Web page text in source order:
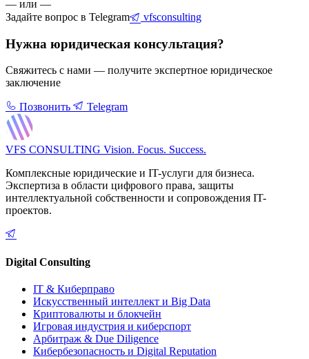
— или —
Задайте вопрос в Telegram
vfsconsulting
Нужна юридическая консультация?
Свяжитесь с нами — получите экспертное юридическое
заключение
Позвонить Telegram
VFS CONSULTING Vision. Focus. Success.
Комплексные юридические и IT-услуги для бизнеса.
Экспертиза в области цифрового права, защиты
интеллектуальной собственности и сопровождения IT-
проектов.
Digital Consulting
IT & Киберправо
Искусственный интеллект и Big Data
Криптовалюты и блокчейн
Игровая индустрия и киберспорт
Арбитраж & Due Diligence
Кибербезопасность и Digital Reputation